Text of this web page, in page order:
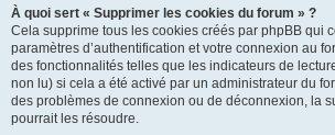
À quoi sert « Supprimer les cookies du forum » ?
Cela supprime tous les cookies créés par phpBB qui
paramètres d’authentification et votre connexion au
des fonctionnalités telles que les indicateurs de
non lu) si cela a été activé par un administrateur du
des problèmes de connexion ou de déconnexion, la
pourrait les résoudre.